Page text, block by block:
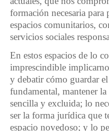
formación necesaria para
espacios comunitarios,
servicios sociales
En estos espacios de lo
imprescindible
y debatir cómo guardar
fundamental, mantener la
sencilla y excluida; lo
ser la forma jurídica que
espacio novedoso; y lo